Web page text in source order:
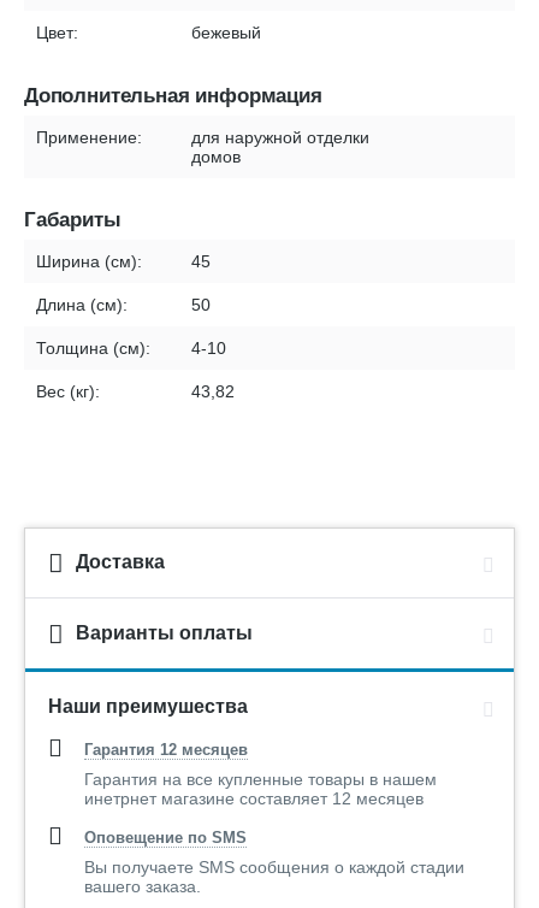
Цвет: бежевый
Дополнительная информация
Применение:
для наружной отделки
домов
Габариты
Ширина (см): 45
Длина (см): 50
Толщина (см): 4-10
Вес (кг): 43,82
Доставка
Варианты оплаты
Наши преимушества
Гарантия 12 месяцев
Гарантия на все купленные товары в нашем
инетрнет магазине составляет 12 месяцев
Оповещение по SMS
Вы получаете SMS сообщения о каждой стадии
вашего заказа.